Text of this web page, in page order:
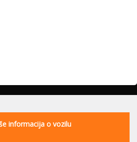
informacija o vozilu